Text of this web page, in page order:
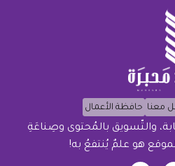
معنا حافظة الأعمال
والتّسويق بالمُحتوى وصِناعَةِ
هو علمٌ يُنتفعُ به!